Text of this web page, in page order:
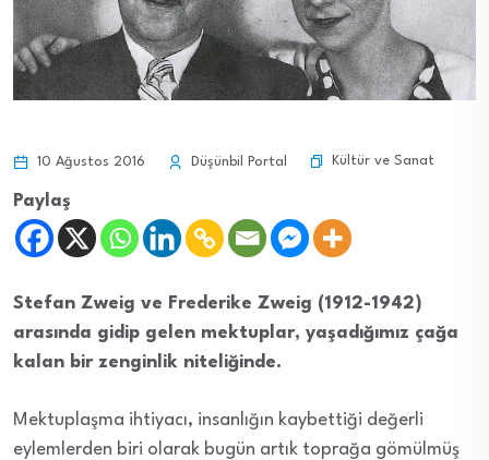
10 Ağustos 2016 Düşünbil Portal Kültür ve Sanat
Paylaş
Stefan Zweig ve Frederike Zweig (1912-1942)
arasında gidip gelen mektuplar, yaşadığımız çağa
kalan bir zenginlik niteliğinde.
Mektuplaşma ihtiyacı, insanlığın kaybettiği değerli
eylemlerden biri olarak bugün artık toprağa gömülmüş